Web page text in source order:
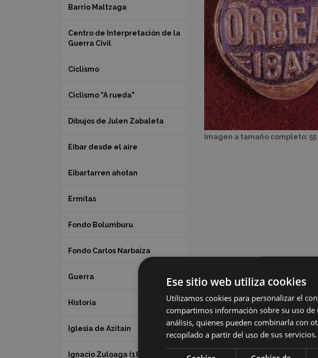
Imagen a tamaño completo: 55
Barrio Maltzaga
Centro de Interpretación de la
Guerra Civil
Ciclismo
Ciclismo "A rueda"
Dibujos de Julen Zabaleta
Eibar desde el aire
Eibartarren ahotan
Ermitas
Fondo Bolumburu
Fondo Carlos Narbaiza
Guerra
Historia
Iglesia de Azitain
Ignacio Zuloaga (1870-2020)
Ese sitio web utiliza cookies
Utilizamos cookies para personalizar el
compartimos información sobre su uso
análisis, quienes pueden combinarla con
recopilado a partir del uso de sus servicios.